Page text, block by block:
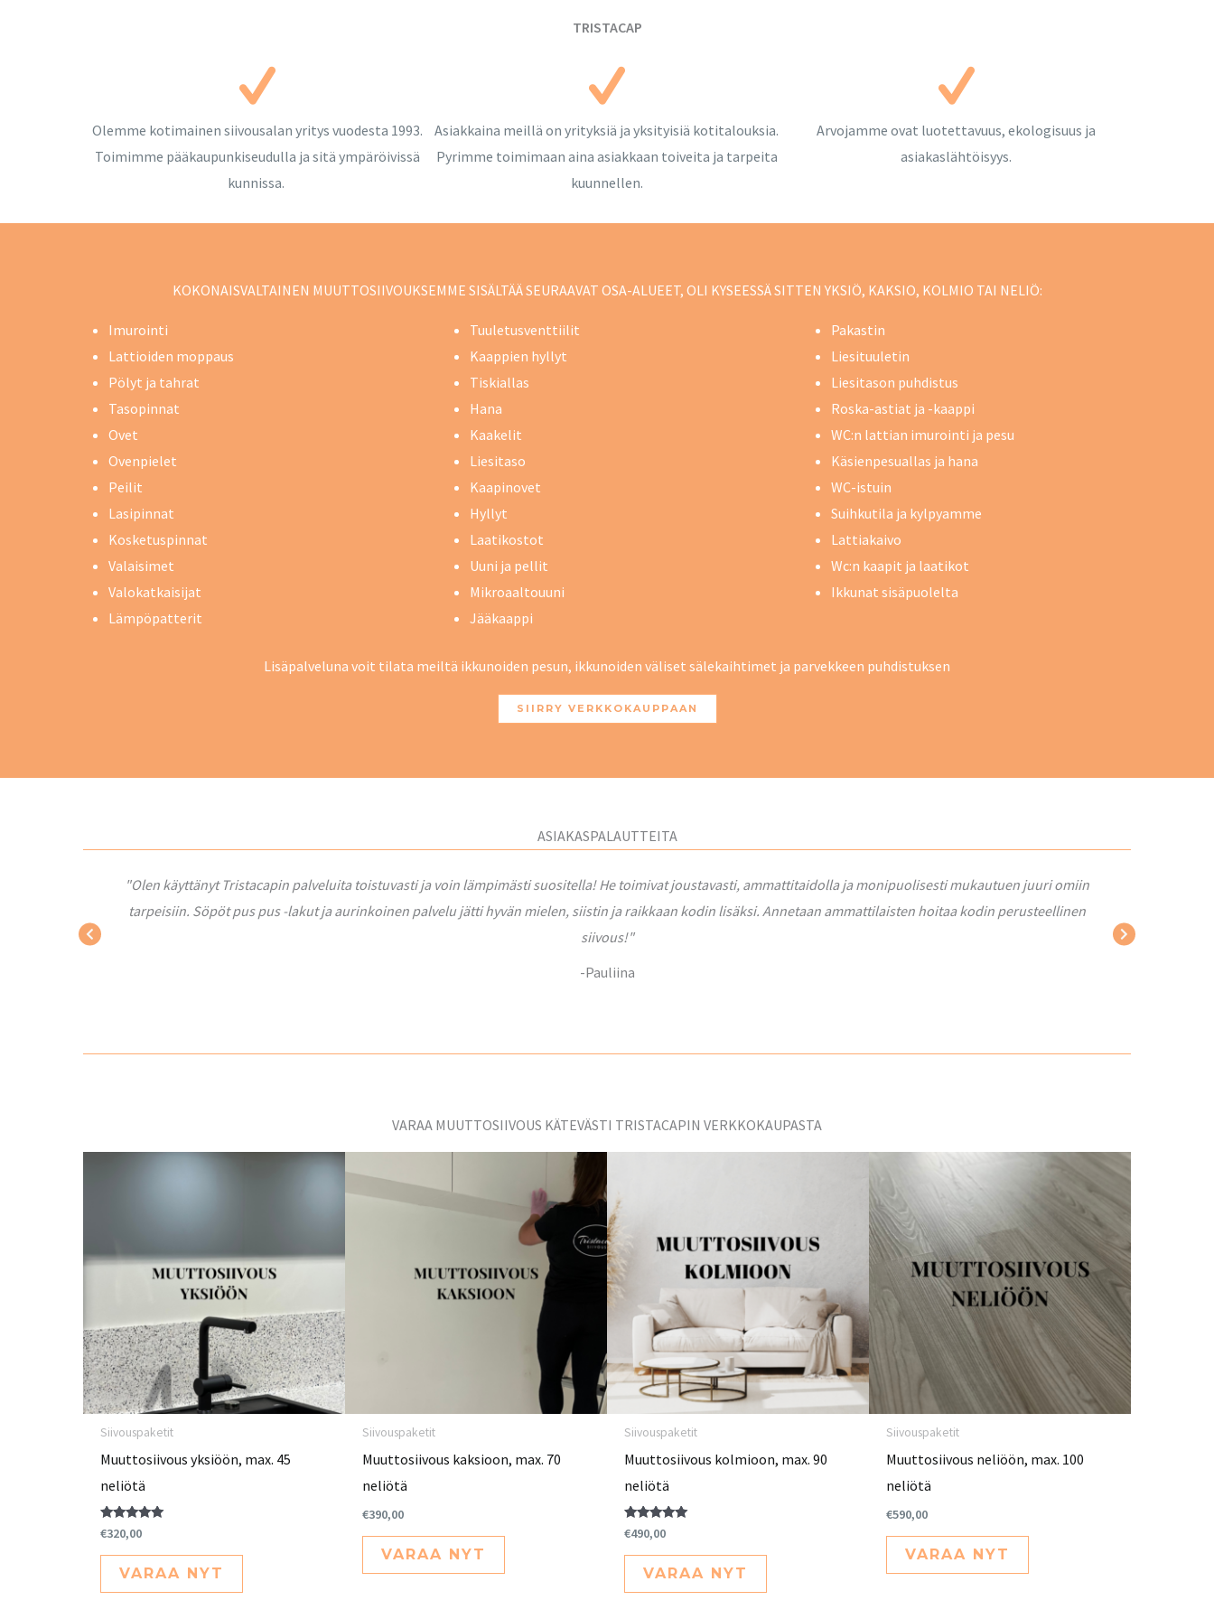
TRISTACAP
Olemme kotimainen siivousalan yritys vuodesta 1993.
Toimimme pääkaupunkiseudulla ja sitä ympäröivissä
kunnissa.
Asiakkaina meillä on yrityksiä ja yksityisiä kotitalouksia.
Pyrimme toimimaan aina asiakkaan toiveita ja tarpeita
kuunnellen.
Arvojamme ovat luotettavuus, ekologisuus ja
asiakaslähtöisyys.
KOKONAISVALTAINEN MUUTTOSIIVOUKSEMME SISÄLTÄÄ SEURAAVAT OSA-ALUEET, OLI KYSEESSÄ SITTEN YKSIÖ, KAKSIO, KOLMIO TAI NELIÖ:
Imurointi
Lattioiden moppaus
Pölyt ja tahrat
Tasopinnat
Ovet
Ovenpielet
Peilit
Lasipinnat
Kosketuspinnat
Valaisimet
Valokatkaisijat
Lämpöpatterit
Tuuletusventtiilit
Kaappien hyllyt
Tiskiallas
Hana
Kaakelit
Liesitaso
Kaapinovet
Hyllyt
Laatikostot
Uuni ja pellit
Mikroaaltouuni
Jääkaappi
Pakastin
Liesituuletin
Liesitason puhdistus
Roska-astiat ja -kaappi
WC:n lattian imurointi ja pesu
Käsienpesuallas ja hana
WC-istuin
Suihkutila ja kylpyamme
Lattiakaivo
Wc:n kaapit ja laatikot
Ikkunat sisäpuolelta
Lisäpalveluna voit tilata meiltä ikkunoiden pesun, ikkunoiden väliset sälekaihtimet ja parvekkeen puhdistuksen
SIIRRY VERKKOKAUPPAAN
ASIAKASPALAUTTEITA
"Olen käyttänyt Tristacapin palveluita toistuvasti ja voin lämpimästi suositella! He toimivat joustavasti, ammattitaidolla ja monipuolisesti mukautuen juuri omiin
tarpeisiin. Söpöt pus pus -lakut ja aurinkoinen palvelu jätti hyvän mielen, siistin ja raikkaan kodin lisäksi. Annetaan ammattilaisten hoitaa kodin perusteellinen
siivous!"
-Pauliina
VARAA MUUTTOSIIVOUS KÄTEVÄSTI TRISTACAPIN VERKKOKAUPASTA
Siivouspaketit
Muuttosiivous yksiöön, max. 45
neliötä
Arvostelu
tuotteesta:
5.00
€320,00
VARAA NYT
Siivouspaketit
Muuttosiivous kaksioon, max. 70
neliötä
€390,00
VARAA NYT
Siivouspaketit
Muuttosiivous kolmioon, max. 90
neliötä
Arvostelu
tuotteesta:
5.00
€490,00
VARAA NYT
Siivouspaketit
Muuttosiivous neliöön, max. 100
neliötä
€590,00
VARAA NYT